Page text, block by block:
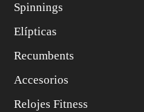
Spinnings
Elípticas
Recumbents
Accesorios
Relojes Fitness